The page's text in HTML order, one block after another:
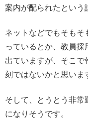
案内が配られたという
ネットなどでもそも
っているとか、教員
出ていますが、そこで
刻ではないかと思いま
そして、とうとう非
になりそうです。